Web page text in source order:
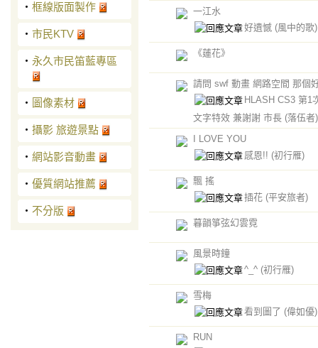
‧ 框線版面製作
‧ 市民KTV
‧ 永久市民笛藍專區
‧ 圖像素材
‧ 攝影 旅遊景點
‧ 網站影音動畫
‧ 優質網站推薦
‧ 不分版
一江水
好遺憾 (風中的歌)
《蓮花》
請問 swf 動畫 網路空間 那個
HLASH CS3 第1
文字特效 兼謝謝 市長 (落伍者)
I LOVE YOU
感恩!! (初行雁)
飄 搖
插花 (平安旅者)
暮韻箏弦幻雲霓
風景時鐘
^_^ (初行雁)
雪梅
看到圖了 (偉如優)
RUN